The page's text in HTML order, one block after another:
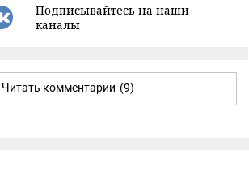
Подписывайтесь на наши
каналы
Читать комментарии (9)